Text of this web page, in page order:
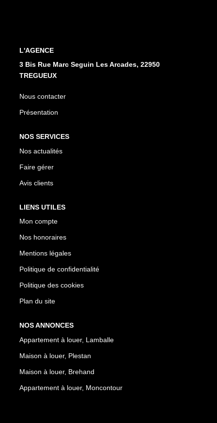
L'AGENCE
3 Bis Rue Marc Seguin Les Arcades, 22950
TREGUEUX
Nous contacter
Présentation
NOS SERVICES
Nos actualités
Faire gérer
Avis clients
LIENS UTILES
Mon compte
Nos honoraires
Mentions légales
Politique de confidentialité
Politique des cookies
Plan du site
NOS ANNONCES
Appartement à louer, Lamballe
Maison à louer, Plestan
Maison à louer, Brehand
Appartement à louer, Moncontour